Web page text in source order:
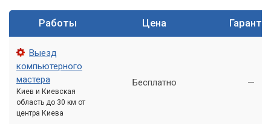
Помимо «железа», некорректная работа видеокарты часто
обусловлена программными нюансами.
Драйверы и BIOS.
обеспечивающие взаимодействие операционной системы
с видеоадаптером.
Работы Цена
Выезд
компьютерного
мастера
Киев и Киевская
область до 30 км от
центра Киева
Бесплатно —